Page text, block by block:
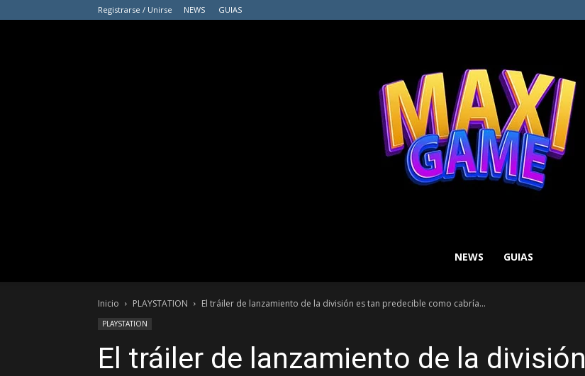
Registrarse / Unirse NEWS GUIAS
GAME
NEWS GUIAS
Inicio PLAYSTATION El tráiler de lanzamiento de la división es tan predecible como cabría...
PLAYSTATION
El tráiler de lanzamiento de la división